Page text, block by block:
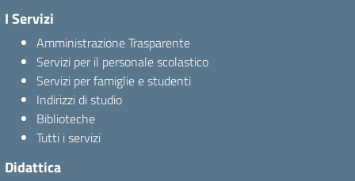
I Servizi
Amministrazione Trasparente
Servizi per il personale scolastico
Servizi per famiglie e studenti
Indirizzi di studio
Biblioteche
Tutti i servizi
Didattica